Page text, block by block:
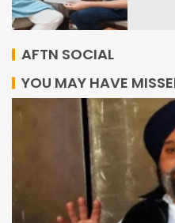
AFTN SOCIAL
YOU MAY HAVE